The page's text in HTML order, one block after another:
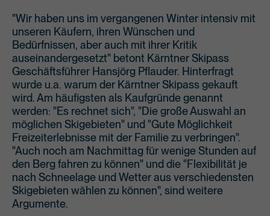
"Wir haben uns im vergangenen Winter intensiv mit
unseren Käufern, ihren Wünschen und
Bedürfnissen, aber auch mit ihrer Kritik
auseinandergesetzt" betont Kärntner Skipass
Geschäftsführer Hansjörg Pflauder. Hinterfragt
wurde u.a. warum der Kärntner Skipass gekauft
wird. Am häufigsten als Kaufgründe genannt
werden: "Es rechnet sich", "Die große Auswahl an
möglichen Skigebieten" und "Gute Möglichkeit
Freizeiterlebnisse mit der Familie zu verbringen".
"Auch noch am Nachmittag für wenige Stunden auf
den Berg fahren zu können" und die "Flexibilität je
nach Schneelage und Wetter aus verschiedensten
Skigebieten wählen zu können", sind weitere
Argumente.